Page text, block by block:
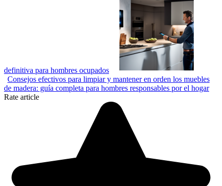
definitiva para hombres ocupados
Consejos efectivos para limpiar y mantener en orden los muebles
de madera: guía completa para hombres responsables por el hogar
Rate article